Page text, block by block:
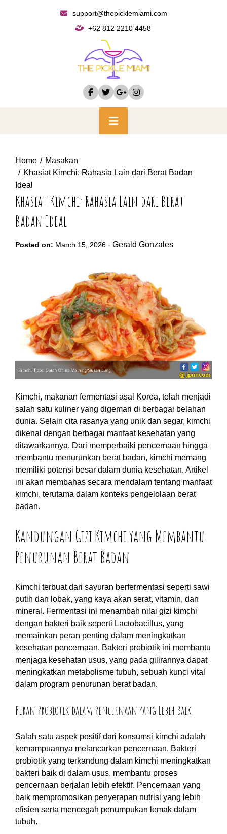
support@thepicklemiami.com
+62 812 2210 4458
Primary
Menu
Home
Masakan
Khasiat Kimchi: Rahasia Lain dari Berat Badan
Ideal
Khasiat Kimchi: Rahasia Lain dari Berat
Badan Ideal
Posted on: March 15, 2026 - Gerald Gonzales
Kimchi, makanan fermentasi asal Korea, telah menjadi
salah satu kuliner yang digemari di berbagai belahan
dunia. Selain cita rasanya yang unik dan segar, kimchi
dikenal dengan berbagai manfaat kesehatan yang
ditawarkannya. Dari memperbaiki pencernaan hingga
membantu menurunkan berat badan, kimchi memang
memiliki potensi besar dalam dunia kesehatan. Artikel
ini akan membahas secara mendalam tentang manfaat
kimchi, terutama dalam konteks pengelolaan berat
badan.
Kandungan Gizi Kimchi yang Membantu
Penurunan Berat Badan
Kimchi terbuat dari sayuran berfermentasi seperti sawi
putih dan lobak, yang kaya akan serat, vitamin, dan
mineral. Fermentasi ini menambah nilai gizi kimchi
dengan bakteri baik seperti Lactobacillus, yang
memainkan peran penting dalam meningkatkan
kesehatan pencernaan. Bakteri probiotik ini membantu
menjaga kesehatan usus, yang pada gilirannya dapat
meningkatkan metabolisme tubuh, sebuah kunci vital
dalam program penurunan berat badan.
Peran Probiotik dalam Pencernaan yang Lebih Baik
Salah satu aspek positif dari konsumsi kimchi adalah
kemampuannya melancarkan pencernaan. Bakteri
probiotik yang terkandung dalam kimchi meningkatkan
bakteri baik di dalam usus, membantu proses
pencernaan berjalan lebih efektif. Pencernaan yang
baik mempromosikan penyerapan nutrisi yang lebih
efisien serta mencegah penumpukan lemak dalam
tubuh.